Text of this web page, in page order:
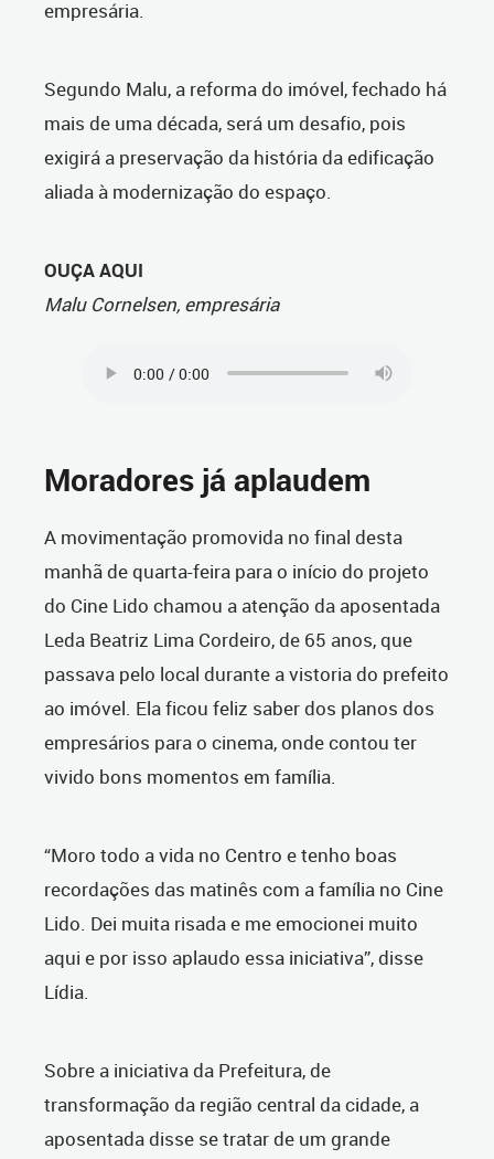
empresária.
Segundo Malu, a reforma do imóvel, fechado há
mais de uma década, será um desafio, pois
exigirá a preservação da história da edificação
aliada à modernização do espaço.
OUÇA AQUI
Malu Cornelsen, empresária
Moradores já aplaudem
A movimentação promovida no final desta
manhã de quarta-feira para o início do projeto
do Cine Lido chamou a atenção da aposentada
Leda Beatriz Lima Cordeiro, de 65 anos, que
passava pelo local durante a vistoria do prefeito
ao imóvel. Ela ficou feliz saber dos planos dos
empresários para o cinema, onde contou ter
vivido bons momentos em família.
“Moro todo a vida no Centro e tenho boas
recordações das matinês com a família no Cine
Lido. Dei muita risada e me emocionei muito
aqui e por isso aplaudo essa iniciativa”, disse
Lídia.
Sobre a iniciativa da Prefeitura, de
transformação da região central da cidade, a
aposentada disse se tratar de um grande